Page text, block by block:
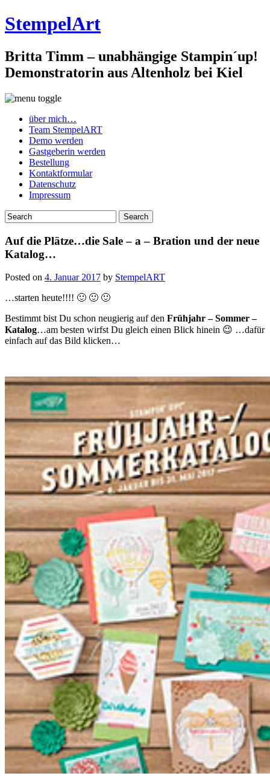
StempelArt
Britta Timm – unabhängige Stampin´up!
Demonstratorin aus Altenholz bei Kiel
über mich…
Team StempelART
Demo werden
Gastgeberin werden
Bestellung
Kontaktformular
Datenschutz
Impressum
Auf die Plätze…die Sale – a – Bration und der neue
Katalog…
Posted on 4. Januar 2017 by StempelART
…starten heute!!!! 🙂 🙂 🙂
Bestimmt bist Du schon neugierig auf den Frühjahr – Sommer –
Katalog…am besten wirfst Du gleich einen Blick hinein 😉 …dafür
einfach auf das Bild klicken…